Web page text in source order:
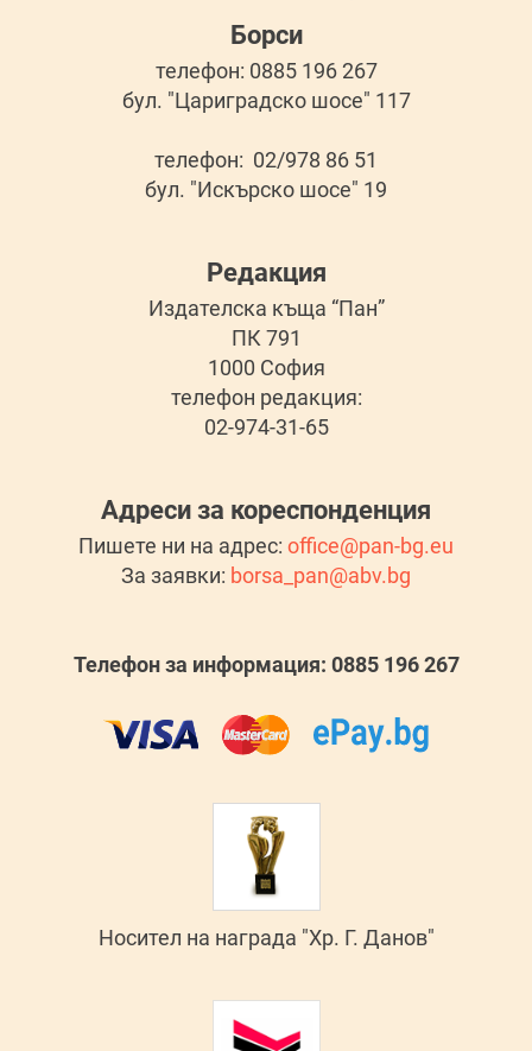
Борси
телефон: 0885 196 267
бул. "Цариградско шосе" 117
телефон: 02/978 86 51
бул. "Искърско шосе" 19
Редакция
Издателска къща “Пан”
ПК 791
1000 София
телефон редакция:
02-974-31-65
Адреси за кореспонденция
Пишете ни на адрес: office@pan-bg.eu
За заявки: borsa_pan@abv.bg
Телефон за информация: 0885 196 267
Носител на награда "Хр. Г. Данов"